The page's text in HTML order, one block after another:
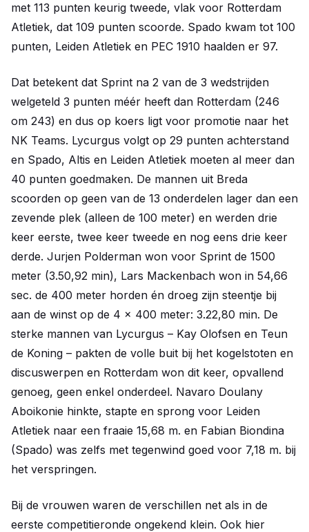
met 113 punten keurig tweede, vlak voor Rotterdam
Atletiek, dat 109 punten scoorde. Spado kwam tot 100
punten, Leiden Atletiek en PEC 1910 haalden er 97.
Dat betekent dat Sprint na 2 van de 3 wedstrijden
welgeteld 3 punten méér heeft dan Rotterdam (246
om 243) en dus op koers ligt voor promotie naar het
NK Teams. Lycurgus volgt op 29 punten achterstand
en Spado, Altis en Leiden Atletiek moeten al meer dan
40 punten goedmaken. De mannen uit Breda
scoorden op geen van de 13 onderdelen lager dan een
zevende plek (alleen de 100 meter) en werden drie
keer eerste, twee keer tweede en nog eens drie keer
derde. Jurjen Polderman won voor Sprint de 1500
meter (3.50,92 min), Lars Mackenbach won in 54,66
sec. de 400 meter horden én droeg zijn steentje bij
aan de winst op de 4 x 400 meter: 3.22,80 min. De
sterke mannen van Lycurgus – Kay Olofsen en Teun
de Koning – pakten de volle buit bij het kogelstoten en
discuswerpen en Rotterdam won dit keer, opvallend
genoeg, geen enkel onderdeel. Navaro Doulany
Aboikonie hinkte, stapte en sprong voor Leiden
Atletiek naar een fraaie 15,68 m. en Fabian Biondina
(Spado) was zelfs met tegenwind goed voor 7,18 m. bij
het verspringen.
Bij de vrouwen waren de verschillen net als in de
eerste competitieronde ongekend klein. Ook hier